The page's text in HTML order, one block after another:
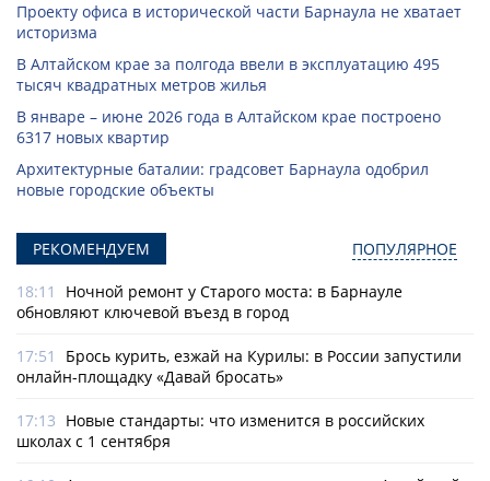
Проекту офиса в исторической части Барнаула не хватает
историзма
В Алтайском крае за полгода ввели в эксплуатацию 495
тысяч квадратных метров жилья
В январе – июне 2026 года в Алтайском крае построено
6317 новых квартир
Архитектурные баталии: градсовет Барнаула одобрил
новые городские объекты
РЕКОМЕНДУЕМ ПОПУЛЯРНОЕ
18:11
Ночной ремонт у Старого моста: в Барнауле
обновляют ключевой въезд в город
17:51
Брось курить, езжай на Курилы: в России запустили
онлайн-­площадку «Давай бросать»
17:13 Новые стандарты: что изменится в российских
школах с 1 сентября